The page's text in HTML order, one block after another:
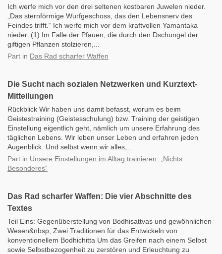
Ich werfe mich vor den drei seltenen kostbaren Juwelen nieder.
„Das sternförmige Wurfgeschoss, das den Lebensnerv des
Feindes trifft.“ Ich werfe mich vor dem kraftvollen Yamantaka
nieder. (1) Im Falle der Pfauen, die durch den Dschungel der
giftigen Pflanzen stolzieren,...
Part in Das Rad scharfer Waffen
Die Sucht nach sozialen Netzwerken und Kurztext-
Mitteilungen
Rückblick Wir haben uns damit befasst, worum es beim
Geistestraining (Geistesschulung) bzw. Training der geistigen
Einstellung eigentlich geht, nämlich um unsere Erfahrung des
täglichen Lebens. Wir leben unser Leben und erfahren jeden
Augenblick. Und selbst wenn wir alles,...
Part in Unsere Einstellungen im Alltag trainieren: „Nichts
Besonderes“
Das Rad scharfer Waffen: Die vier Abschnitte des
Textes
Teil Eins: Gegenüberstellung von Bodhisattvas und gewöhnlichen
Wesen&nbsp; Zwei Traditionen für das Entwickeln von
konventionellem Bodhichitta Um das Greifen nach einem Selbst
sowie Selbstbezogenheit zu zerstören und Erleuchtung zu